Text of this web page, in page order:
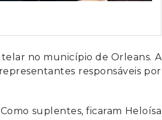
no município de Orleans. A
responsáveis por
suplentes, ficaram Heloísa